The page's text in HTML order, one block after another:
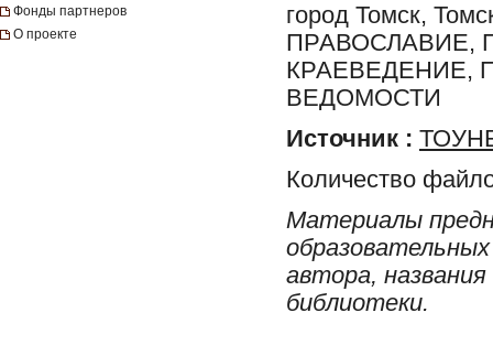
Фонды партнеров
О проекте
город Томск,
ПРАВОСЛАВИЕ,
КРАЕВЕДЕНИЕ,
ВЕДОМОСТИ
Источник :
Количество
Материалы
автора,
библиотеки.